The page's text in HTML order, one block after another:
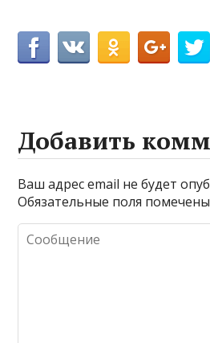
Добавить
Ваш адрес email не будет
Обязательные поля